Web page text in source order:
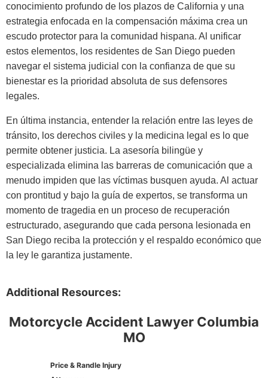
conocimiento profundo de los plazos de California y una
estrategia enfocada en la compensación máxima crea un
escudo protector para la comunidad hispana. Al unificar
estos elementos, los residentes de San Diego pueden
navegar el sistema judicial con la confianza de que su
bienestar es la prioridad absoluta de sus defensores
legales.
En última instancia, entender la relación entre las leyes de
tránsito, los derechos civiles y la medicina legal es lo que
permite obtener justicia. La asesoría bilingüe y
especializada elimina las barreras de comunicación que a
menudo impiden que las víctimas busquen ayuda. Al actuar
con prontitud y bajo la guía de expertos, se transforma un
momento de tragedia en un proceso de recuperación
estructurado, asegurando que cada persona lesionada en
San Diego reciba la protección y el respaldo económico que
la ley le garantiza justamente.
Additional Resources:
Motorcycle Accident Lawyer Columbia
MO
Price & Randle Injury